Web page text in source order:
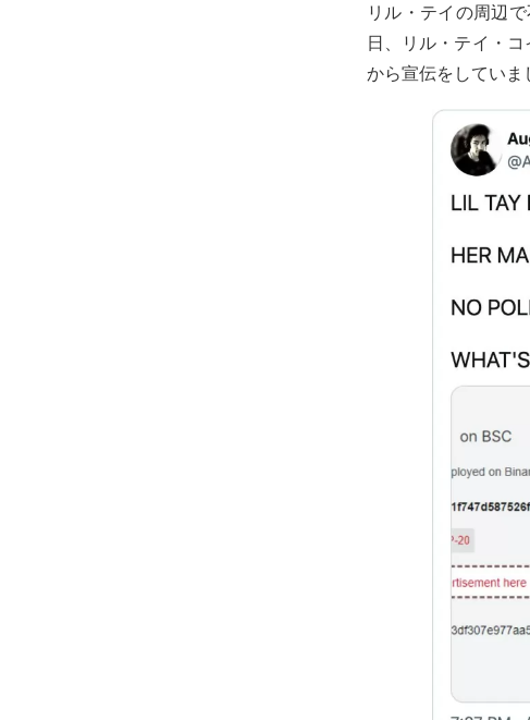
リル・テイの周辺
日、リル・テイ・
から宣伝をしていま